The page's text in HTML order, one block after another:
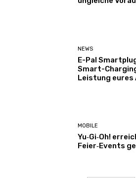
NEWS
E-Pal
Smart-
Leistung eures
MOBILE
Yu‑Gi‑Oh!
Feier‑Events